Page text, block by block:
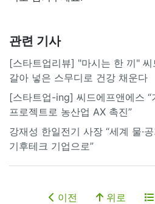
관련 기사
[스타트업리뷰] "마시는 한 끼"
갈아 넣은 스무디로 건강 채운다
[스타트업-ing] 씨드에프앤에스
프로젝트로 농산업 AX 촉진”
강재성 한일전기 사장 “세계 물·
기후테크 기업으로”
이전 위로